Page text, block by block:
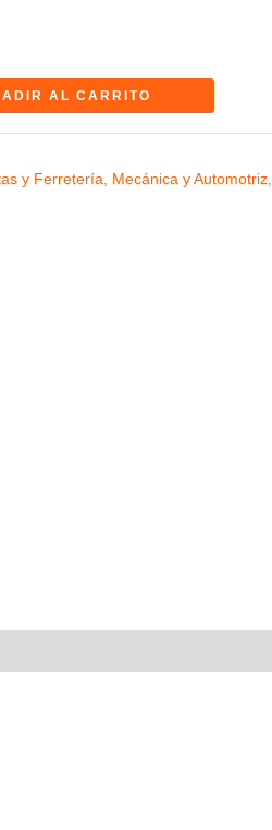
AL CARRITO
y Ferretería, Mecánica y Automotriz,